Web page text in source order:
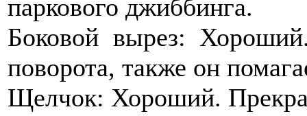
паркового джиббинга.
Боковой вырез:
поворота, также он
Щелчок: Хороший.